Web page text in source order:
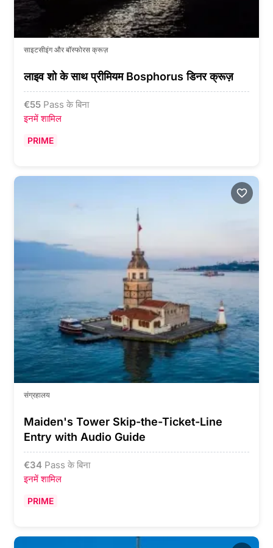
साइटसीइंग और बॉस्फोरस क्रूज़
लाइव शो के साथ प्रीमियम Bosphorus डिनर क्रूज़
€55 Pass के बिना
इनमें शामिल
PRIME
संग्रहालय
Maiden's Tower Skip-the-Ticket-Line
Entry with Audio Guide
€34 Pass के बिना
इनमें शामिल
PRIME